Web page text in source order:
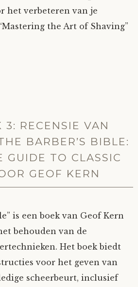
het verbeteren van je
the Art of Shaving”
3: RECENSIE VAN
BARBER’S BIBLE:
GUIDE TO CLASSIC
GEOF KERN
is een boek van Geof Kern
behouden van de
Het boek biedt
voor het geven van
scheerbeurt, inclusief